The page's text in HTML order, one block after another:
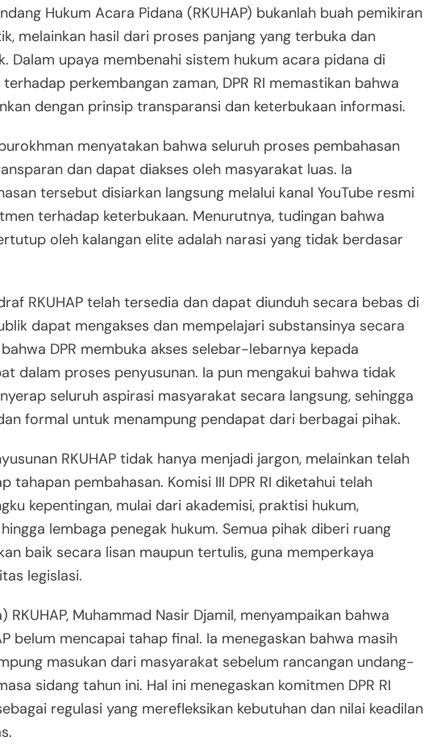
Hukum Acara Pidana (RKUHAP) bukanlah buah pemikiran
melainkan hasil dari proses panjang yang terbuka dan
Dalam upaya membenahi sistem hukum acara pidana di
perkembangan zaman, DPR RI memastikan bahwa
dengan prinsip transparansi dan keterbukaan informasi.
menyatakan bahwa seluruh proses pembahasan
dan dapat diakses oleh masyarakat luas. Ia
tersebut disiarkan langsung melalui kanal YouTube resmi
terhadap keterbukaan. Menurutnya, tudingan bahwa
oleh kalangan elite adalah narasi yang tidak berdasar
RKUHAP telah tersedia dan dapat diunduh secara bebas di
dapat mengakses dan mempelajari substansinya secara
DPR membuka akses selebar-lebarnya kepada
dalam proses penyusunan. Ia pun mengakui bahwa tidak
seluruh aspirasi masyarakat secara langsung, sehingga
formal untuk menampung pendapat dari berbagai pihak.
RKUHAP tidak hanya menjadi jargon, melainkan telah
tahapan pembahasan. Komisi III DPR RI diketahui telah
kepentingan, mulai dari akademisi, praktisi hukum,
lembaga penegak hukum. Semua pihak diberi ruang
baik secara lisan maupun tertulis, guna memperkaya
legislasi.
RKUHAP, Muhammad Nasir Djamil, menyampaikan bahwa
belum mencapai tahap final. Ia menegaskan bahwa masih
masukan dari masyarakat sebelum rancangan undang-
sidang tahun ini. Hal ini menegaskan komitmen DPR RI
regulasi yang merefleksikan kebutuhan dan nilai keadilan